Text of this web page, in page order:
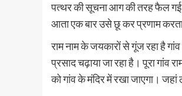
पत्थर की सूचना आग की तरह फैल
आता एक बार उसे छू कर प्रणाम
राम नाम के जयकारों से गूंज रहा है
प्रसाद चढ़ाया जा रहा है। पूरा गांव
को गांव के मंदिर में रखा जाएगा।